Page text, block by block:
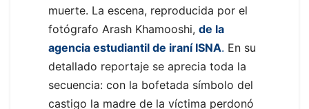
muerte. La escena, reproducida por el
fotógrafo Arash Khamooshi, de la
agencia estudiantil de iraní ISNA. En su
detallado reportaje se aprecia toda la
secuencia: con la bofetada símbolo del
castigo la madre de la víctima perdonó